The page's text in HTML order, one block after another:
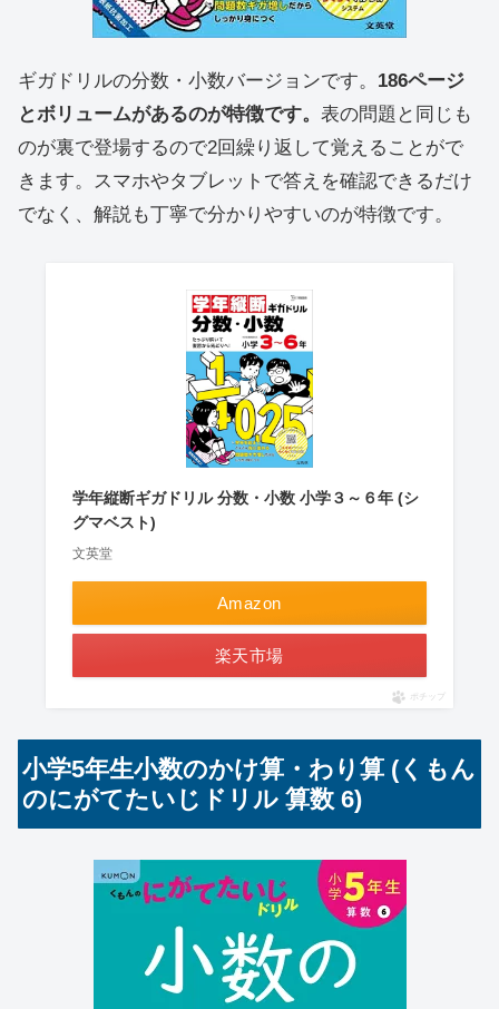
ギガドリルの分数・小数バージョンです。 186ページ
とボリュームがあるのが特徴です。 表の問題と同じも
のが裏で登場するので2回繰り返して覚えることがで
きます。スマホやタブレットで答えを確認できるだけ
でなく、解説も丁寧で分かりやすいのが特徴です。
学年縦断ギガドリル 分数・小数 小学３～６年 (シ
グマベスト)
文英堂
Amazon
楽天市場
ポチップ
小学5年生小数のかけ算・わり算 (くもん
のにがてたいじドリル 算数 6)